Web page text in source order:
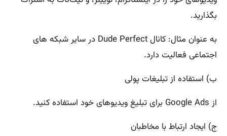
بگذارید.
به عنوان مثال: کانال Dude Perfect در سایر شبکه های
اجتماعی فعالیت دارد.
ب) استفاده از تبلیغات پولی
از Google Ads برای تبلیغ ویدیوهای خود استفاده کنید.
ج) ایجاد ارتباط با مخاطبان